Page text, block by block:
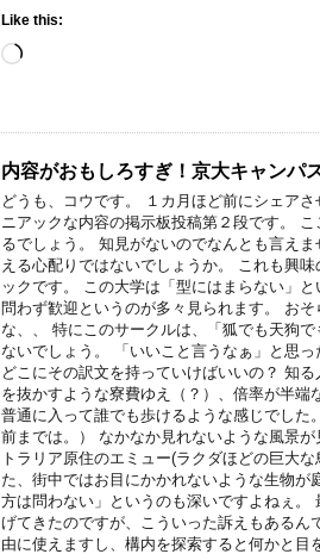
Like this:
Loading…
内容がおもしろすぎ！京大キャン
どうも、コウです。 １カ月ほど前にシェア
ニアックな内容の掲示板投稿第２段です。
るでしょう。 知見がないのでなんとも言え
える心配りではないでしょうか。 これも興
ックです。 この大学は「型にはまらない」
問わず歓迎というのが多々見られます。 お
な、、 特にこのサークルは、「狐でも天狗
ないでしょう。 「いいこと言うなぁ」と思
どこにその訳文を持っていけばいいの？ 知
を抜かすような寮費ゆえ（？）、倍率が半端
普通に入って誰でも歩けるような感じでし
前までは。） なかなか見れないような風景
トラリア原住のエミュー(ラクダほどの巨大
た、街中ではお目にかかれないような生物が
方は問わない」というのも深いですよねぇ
げてきたのですが、こういった訴えもあるん
由に使えますし、構内を探索すると何かと